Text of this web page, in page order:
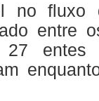
no fluxo
entre
entes